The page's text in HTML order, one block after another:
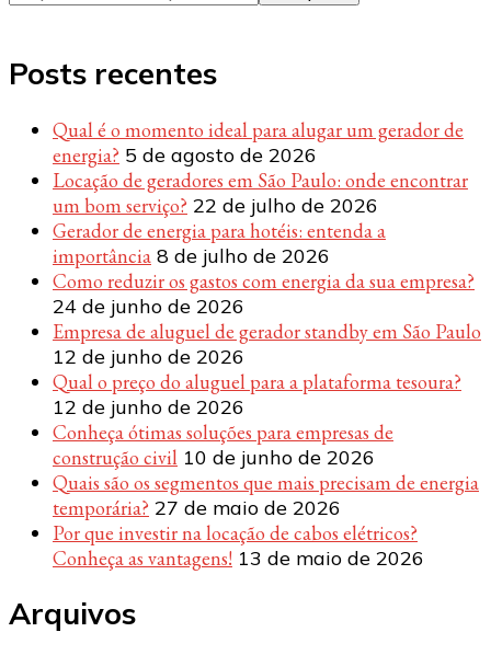
Posts recentes
Qual é o momento ideal para alugar um gerador de
energia? 5 de agosto de 2026
Locação de geradores em São Paulo: onde encontrar
um bom serviço? 22 de julho de 2026
Gerador de energia para hotéis: entenda a
importância 8 de julho de 2026
Como reduzir os gastos com energia da sua empresa?
24 de junho de 2026
Empresa de aluguel de gerador standby em São Paulo
12 de junho de 2026
Qual o preço do aluguel para a plataforma tesoura?
12 de junho de 2026
Conheça ótimas soluções para empresas de
construção civil 10 de junho de 2026
Quais são os segmentos que mais precisam de energia
temporária? 27 de maio de 2026
Por que investir na locação de cabos elétricos?
Conheça as vantagens! 13 de maio de 2026
Arquivos